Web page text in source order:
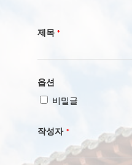
제목 *
옵션
비밀글
작성자 *